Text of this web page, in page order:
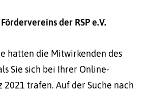
der RSP e.V.
hatten die Mitwirkenden des
Sie sich bei Ihrer Online-
2021 trafen. Auf der Suche nach